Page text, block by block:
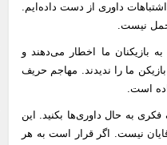
داوری از دست داده‌ایم.
نیست.
بازیکنان ما اخطار می‌دهند و
ما را ندیدند. مهاجم حریف
به حال داوری‌ها بکنید. این
نیست. اگر قرار است به هر